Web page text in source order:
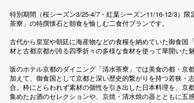
【ダイニング「清水茶寮」】夕食（イメージ） 【ダイ
特別期間（桜シーズン3/25-4/7・紅葉シーズン11/16-12/3）
茶寮」の特撰懐石と朝食を愉しむ二食付プランです。
古代から皇室や朝廷に海産物などの食糧を納めていた御食国
材と古都京都が誇る四季折々の多様な食材を使って華開いた
坂のホテル京都のダイニング「清水茶寮」では美食の都・京
加えて、御食国として京都と深い歴史的繋がりを持つ若狭・
合。枠にとらわれず素材の個性を引き出した日本料理を、京
集めたお酒のセレクションや、京焼・清水焼の器とともに五